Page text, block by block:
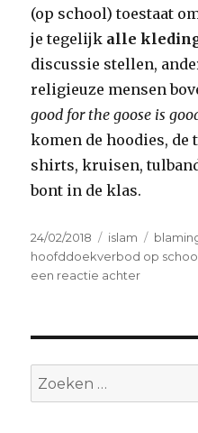
(op school) toestaat
je tegelijk alle
discussie stellen,
religieuze mensen
good for the goose is
komen de hoodies, de
shirts, kruisen,
bont in de klas.
Geplaatst
op
24/02/2018 Categorieën
islam Tags
hoofddoekverbod op
een reactie achterop
weer…
Zoeken
naar: